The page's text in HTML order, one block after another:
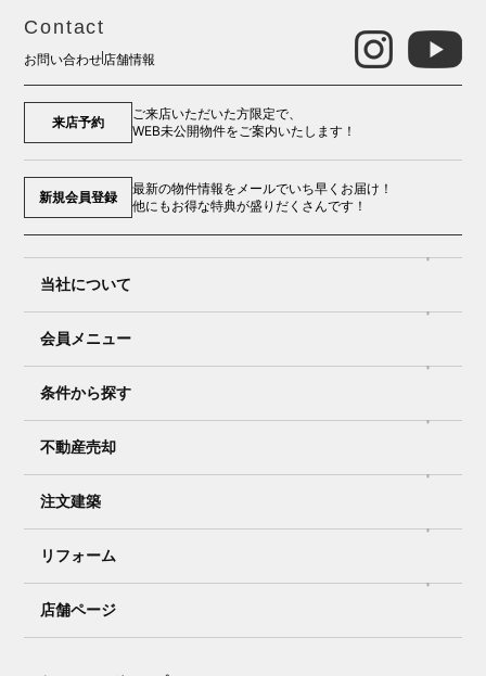
Contact
お問い合わせ 店舗情報
来店予約
ご来店いただいた方限定で、
WEB未公開物件をご案内いたします！
新規会員登録
最新の物件情報をメールでいち早くお届け！
他にもお得な特典が盛りだくさんです！
当社について
会員メニュー
条件から探す
不動産売却
注文建築
リフォーム
店舗ページ